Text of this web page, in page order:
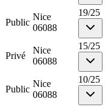
Public
Nice
06088
19/25
Privé
Nice
06088
15/25
Public
Nice
06088
10/25